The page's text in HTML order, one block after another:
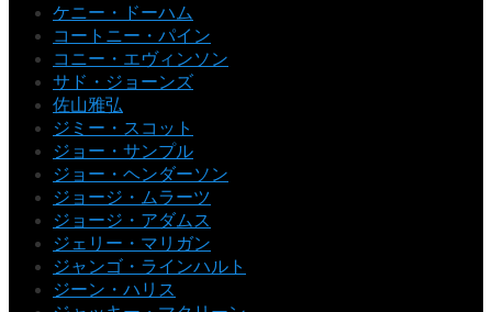
ケニー・ドーハム
コートニー・パイン
コニー・エヴィンソン
サド・ジョーンズ
佐山雅弘
ジミー・スコット
ジョー・サンプル
ジョー・ヘンダーソン
ジョージ・ムラーツ
ジョージ・アダムス
ジェリー・マリガン
ジャンゴ・ラインハルト
ジーン・ハリス